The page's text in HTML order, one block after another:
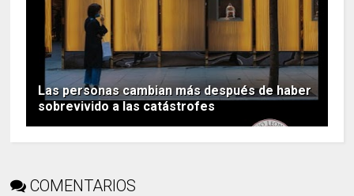
Las personas cambian más después de haber
sobrevivido a las catástrofes
COMENTARIOS